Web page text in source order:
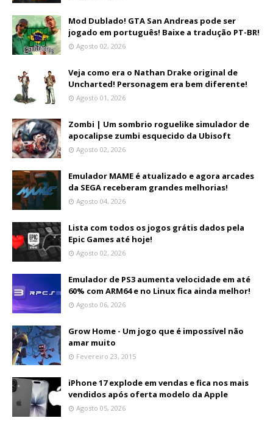
Mod Dublado! GTA San Andreas pode ser
jogado em português! Baixe a tradução PT-BR!
Agosto 02, 2026
Veja como era o Nathan Drake original de
Uncharted! Personagem era bem diferente!
Agosto 01, 2026
Zombi | Um sombrio roguelike simulador de
apocalipse zumbi esquecido da Ubisoft
Agosto 02, 2026
Emulador MAME é atualizado e agora arcades
da SEGA receberam grandes melhorias!
Agosto 04, 2026
Lista com todos os jogos grátis dados pela
Epic Games até hoje!
Agosto 02, 2026
Emulador de PS3 aumenta velocidade em até
60% com ARM64 e no Linux fica ainda melhor!
Agosto 06, 2026
Grow Home - Um jogo que é impossível não
amar muito
Fevereiro 23, 2015
iPhone 17 explode em vendas e fica nos mais
vendidos após oferta modelo da Apple
Agosto 05, 2026